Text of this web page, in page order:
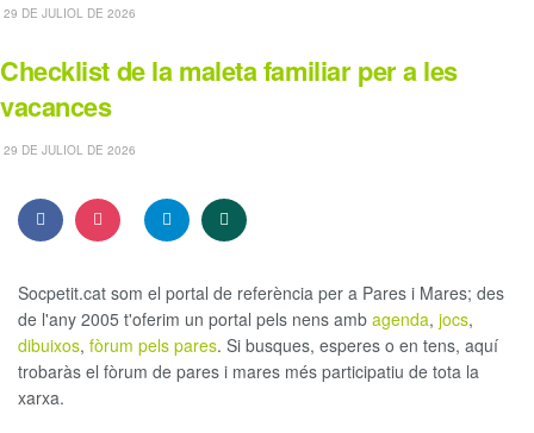
29 DE JULIOL DE 2026
Checklist de la maleta familiar per a les
vacances
29 DE JULIOL DE 2026
Socpetit.cat som el portal de referència per a Pares i Mares; des
de l'any 2005 t'oferim un portal pels nens amb agenda, jocs,
dibuixos, fòrum pels pares. Si busques, esperes o en tens, aquí
trobaràs el fòrum de pares i mares més participatiu de tota la
xarxa.